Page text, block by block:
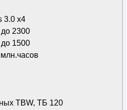
3.0 х4
2300
1500
TBW, ТБ 120